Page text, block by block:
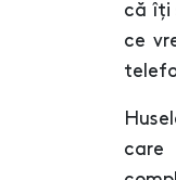
că îți
ce
care